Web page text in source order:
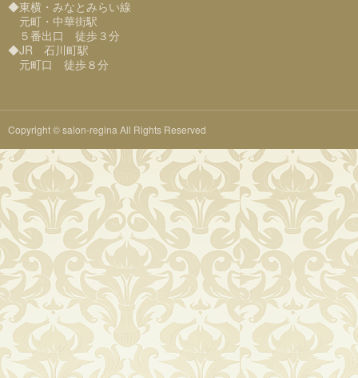
◆東横・みなとみらい線
元町・中華街駅
５番出口 徒歩３分
◆JR 石川町駅
元町口 徒歩８分
Copyright © salon-regina All Rights Reserved